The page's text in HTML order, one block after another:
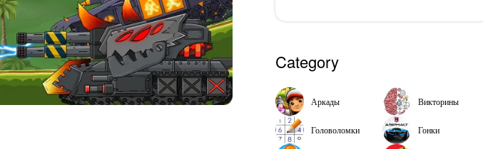
Category
Аркады Викторины
Головоломки Гонки